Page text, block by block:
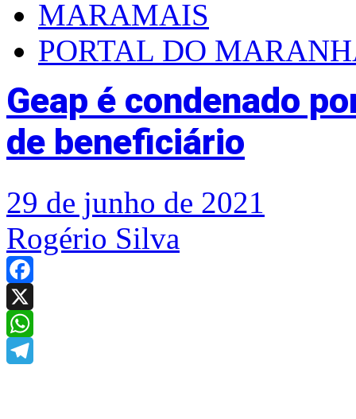
MARAMAIS
PORTAL DO
Geap é condenado
de beneficiário
29 de junho de 2021
Rogério Silva
Facebook
X
WhatsApp